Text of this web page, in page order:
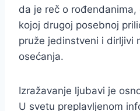
da je reč o
kojoj drugoj posebnoj
pruže jedinstveni i dirljivi
osećanja.
Izražavanje ljubavi je
U svetu preplavljenom